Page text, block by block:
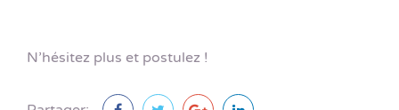
N’hésitez plus et postulez !